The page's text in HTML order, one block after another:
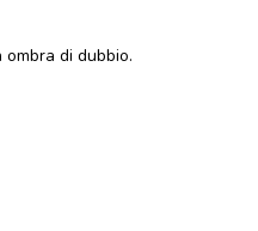
di dubbio.